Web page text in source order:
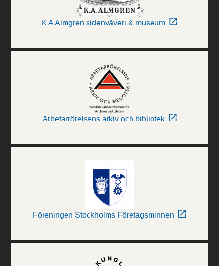
K A Almgren sidenväveri & museum
Arbetarrörelsens arkiv och bibliotek
Föreningen Stockholms Företagsminnen